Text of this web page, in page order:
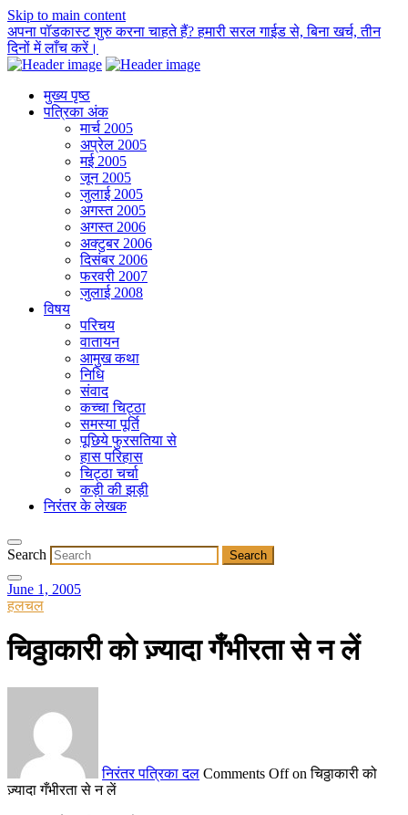
Skip to main content
अपना पॉडकास्ट शुरु करना चाहते हैं? हमारी सरल गाईड से, बिना खर्च, तीन
दिनों में लाँच करें।
मुख्य पृष्ठ
पत्रिका अंक
मार्च 2005
अप्रेल 2005
मई 2005
जून 2005
जुलाई 2005
अगस्त 2005
अगस्त 2006
अक्टुबर 2006
दिसंबर 2006
फरवरी 2007
जुलाई 2008
विषय
परिचय
वातायन
आमुख कथा
निधि
संवाद
कच्चा चिट्ठा
समस्या पूर्ति
पूछिये फुरसतिया से
हास परिहास
चिट्ठा चर्चा
कड़ी की झड़ी
निरंतर के लेखक
Search
June 1, 2005
हलचल
चिठ्ठाकारी को ज़्यादा गँभीरता से न लें
निरंतर पत्रिका दल Comments Offon चिठ्ठाकारी को
ज़्यादा गँभीरता से न लें